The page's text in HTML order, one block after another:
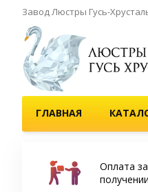
Завод Люстры Гусь-
ГЛАВНАЯ
Оплата
получении